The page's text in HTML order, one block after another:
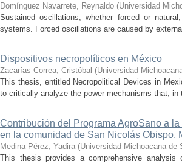
Domínguez Navarrete, Reynaldo (Universidad
Sustained oscillations, whether forced or
systems. Forced oscillations are caused by
Dispositivos necropolíticos en México
Zacarías Correa, Cristóbal (Universidad
This thesis, entitled Necropolitical Devices in
to critically analyze the power mechanisms that,
Contribución del Programa AgroSano a
en la comunidad de San Nicolás Obispo,
Medina Pérez, Yadira (Universidad Michoacana de
This thesis provides a comprehensive